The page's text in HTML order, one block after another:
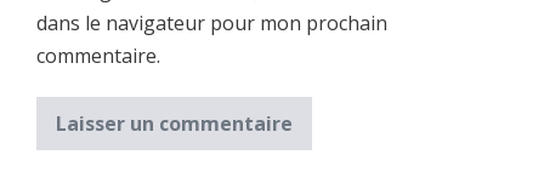
dans le navigateur pour mon prochain
commentaire.